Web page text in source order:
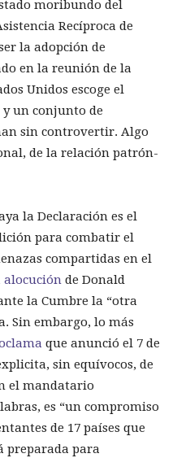
moribundo del
Recíproca de
la adopción de
en la reunión de la
Unidos escoge el
un conjunto de
sin controvertir. Algo
de la relación patrón-
la Declaración es el
para combatir el
compartidas en el
alocución de Donald
la Cumbre la “otra
Sin embargo, lo más
que anunció el 7 de
sin equívocos, de
el mandatario
es “un compromiso
de 17 países que
preparada para